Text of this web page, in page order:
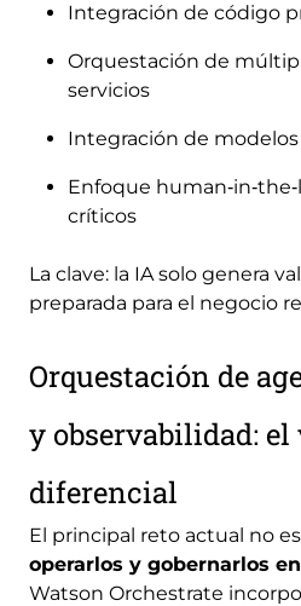
Integración de código
Orquestación de
servicios
Integración de
Enfoque
críticos
La clave: la IA solo genera
preparada para el negocio
Orquestación de
y observabilidad: el
diferencial
El principal reto actual no
operarlos y gobernarlos
Watson Orchestrate